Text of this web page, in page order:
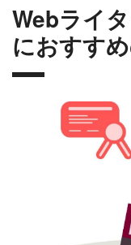
Webライ
におすす